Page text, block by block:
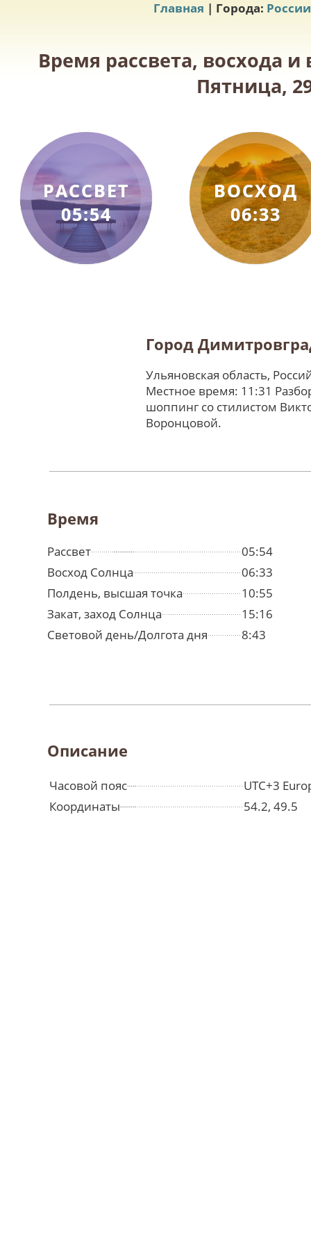
Главная | Города: России
Время рассвета, восхода
Пятница,
РАССВЕТ
05:54
ВОСХОД
06:33
Город
Ульяновская область,
Местное время: 11:31
шоппинг со стилистом
Воронцовой.
Время
Рассвет
05:54
Восход Солнца
06:33
Полдень, высшая точка
10:55
Закат, заход Солнца
15:16
Световой день/Долгота дня
8:43
Описание
Часовой пояс
UTC+3
Координаты
54.2, 49.5